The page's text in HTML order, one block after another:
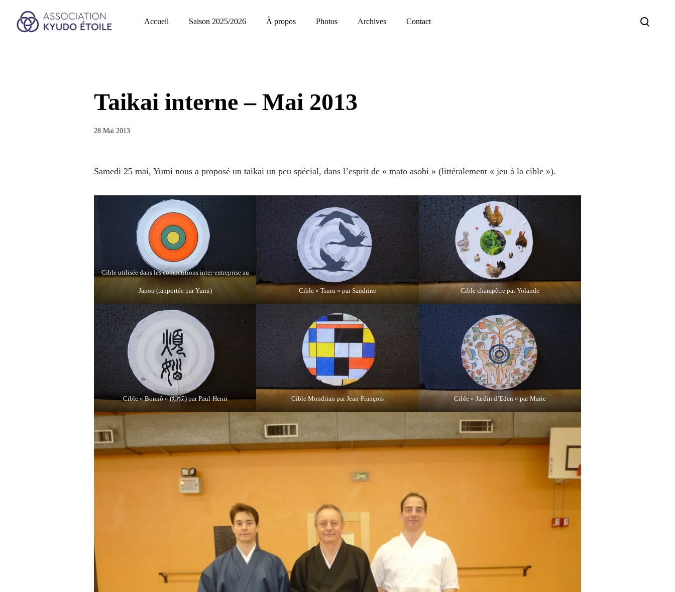
Accueil Saison 2025/2026 À propos Photos Archives Contact
Taikai interne – Mai 2013
28 Mai 2013
Samedi 25 mai, Yumi nous a proposé un taikai un peu spécial, dans l’esprit de « mato asobi » (littéralement « jeu à la cible »).
Cible utilisée dans les compétitions inter-entreprise au
Japon (rapportée par Yumi) Cible « Tsuru » par Sandrine Cible champêtre par Yolande
Cible « Bonnô » (煩悩) par Paul-Henri Cible Mondrian par Jean-François Cible « Jardin d’Eden » par Marie